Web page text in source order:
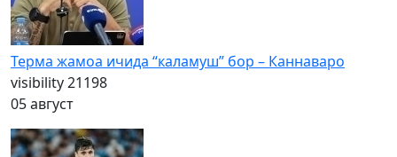
Терма жамоа ичида “каламуш” бор – Каннаваро
visibility21198
05 август